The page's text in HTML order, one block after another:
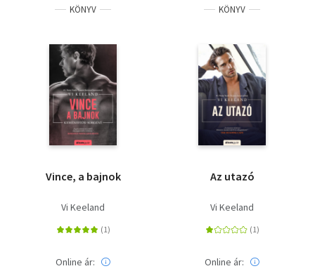
KÖNYV
Vince, a bajnok
Vi Keeland
Online ár:
KÖNYV
Az utazó
Vi Keeland
Online ár: